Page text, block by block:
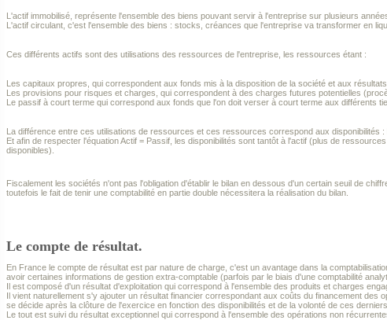
L'actif immobilisé, représente l'ensemble des biens pouvant servir à l'entreprise sur plusieurs
L'actif circulant, c'est l'ensemble des biens : stocks, créances que l'entreprise va transformer en
Ces différents actifs sont des utilisations des ressources de l'entreprise, les ressources étant :
Les capitaux propres, qui correspondent aux fonds mis à la disposition de la société et aux
Les provisions pour risques et charges, qui correspondent à des charges futures potentielles
Le passif à court terme qui correspond aux fonds que l'on doit verser à court terme aux différents
La différence entre ces utilisations de ressources et ces ressources correspond aux disponibilités :
Et afin de respecter l'équation Actif = Passif, les disponibilités sont tantôt à l'actif (plus de
disponibles).
Fiscalement les sociétés n'ont pas l'obligation d'établir le bilan en dessous d'un certain seuil de
toutefois le fait de tenir une comptabilité en partie double nécessitera la réalisation du bilan.
Le compte de résultat.
En France le compte de résultat est par nature de charge, c'est un avantage dans la
avoir certaines informations de gestion extra-comptable (parfois par le biais d'une comptabilité
Il est composé d'un résultat d'exploitation qui correspond à l'ensemble des produits et charges
Il vient naturellement s'y ajouter un résultat financier correspondant aux coûts du financement
se décide après la clôture de l'exercice en fonction des disponibilités et de la volonté de ces derniers.
Le tout est suivi du résultat exceptionnel qui correspond à l'ensemble des opérations non